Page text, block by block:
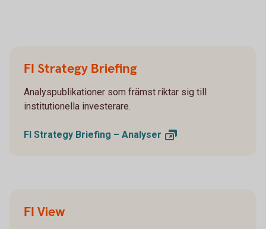
FI Strategy Briefing
Analyspublikationer som främst riktar sig till
institutionella investerare.
FI Strategy Briefing – Analyser
FI View